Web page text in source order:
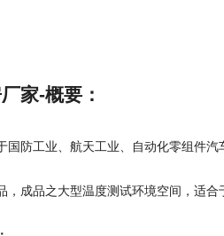
家-概要：
国防工业、航天工业、自动化零组件
，成品之大型温度测试环境空间，适合